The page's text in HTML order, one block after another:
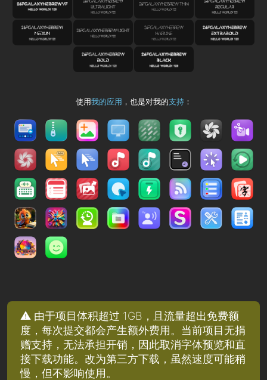
使用我的应用 ，也是对我的支持：
⚠️ 由于项目体积超过 1GB，且流量超出免费额
度，每次提交都会产生额外费用。当前项目无捐
赠支持，无法承担开销，因此取消字体预览和直
接下载功能。改为第三方下载，虽然速度可能稍
慢，但不影响使用。